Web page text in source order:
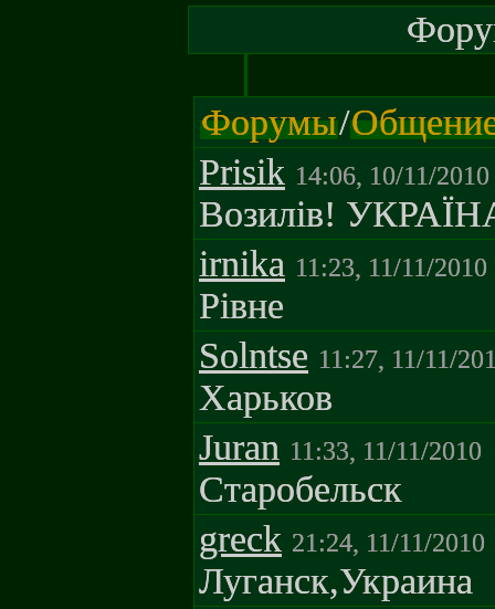
Форумы/
Prisik 14:06, 10/11/2010
Возилів!
irnika 11:23, 11/11/2010
Рiвне
Solntse 11:27, 11/11/
Харьков
Juran 11:33, 11/11/2010
Cтаробельск
greck 21:24, 11/11/2010
Луганск,Украина